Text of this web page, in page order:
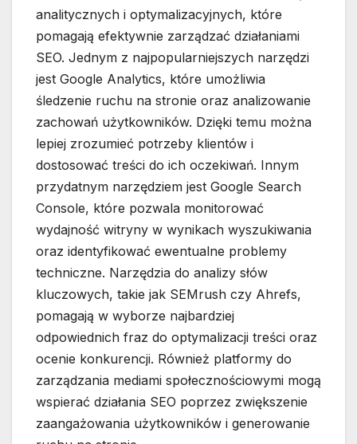
analitycznych i optymalizacyjnych, które
pomagają efektywnie zarządzać działaniami
SEO. Jednym z najpopularniejszych narzędzi
jest Google Analytics, które umożliwia
śledzenie ruchu na stronie oraz analizowanie
zachowań użytkowników. Dzięki temu można
lepiej zrozumieć potrzeby klientów i
dostosować treści do ich oczekiwań. Innym
przydatnym narzędziem jest Google Search
Console, które pozwala monitorować
wydajność witryny w wynikach wyszukiwania
oraz identyfikować ewentualne problemy
techniczne. Narzędzia do analizy słów
kluczowych, takie jak SEMrush czy Ahrefs,
pomagają w wyborze najbardziej
odpowiednich fraz do optymalizacji treści oraz
ocenie konkurencji. Również platformy do
zarządzania mediami społecznościowymi mogą
wspierać działania SEO poprzez zwiększenie
zaangażowania użytkowników i generowanie